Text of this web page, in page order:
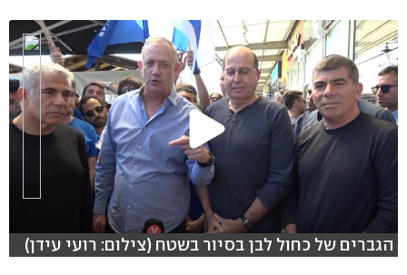
הגברים של כחול לבן בסיור בשטח (צילום: רועי עידן)